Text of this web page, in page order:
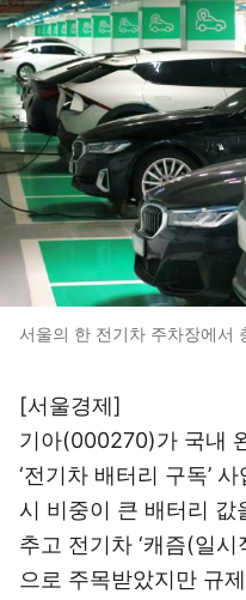
서울의 한 전기차 주차장에서
[서울경제]
기아(000270)가 국내
‘전기차 배터리 구독’
시 비중이 큰 배터리 값
추고 전기차 ‘캐즘(일
으로 주목받았지만 규